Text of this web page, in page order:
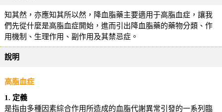
知其然，亦應知其所以然，降血脂藥主要適用于高脂血症，讓我
們先從什麼是高脂血症開始，進而引出降血脂藥的藥物分類、作
用機制、生理作用、副作用及其禁忌症。
說明
高脂血症
1. 定義
是指由多種因素綜合作用所造成的血脂代謝異常引發的一系列臨